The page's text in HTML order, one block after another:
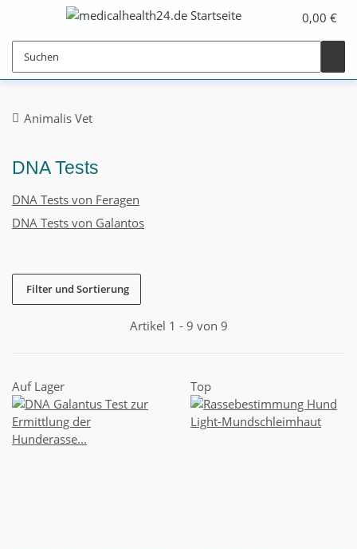
0,00 €
Animalis Vet
DNA Tests
DNA Tests von Feragen
DNA Tests von Galantos
Filter und Sortierung
Artikel 1 - 9 von 9
Auf Lager Top